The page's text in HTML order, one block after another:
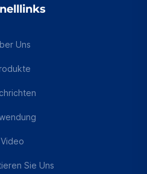
Uns
Video
Sie Uns